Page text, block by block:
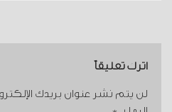
اترك تعليقاً
لن يتم نشر عنوان بريدك